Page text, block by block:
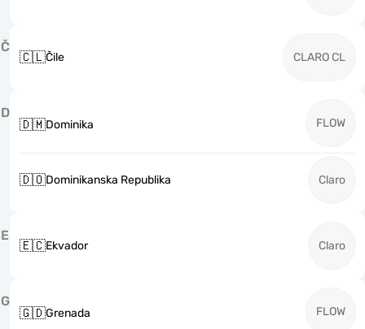
Č
🇨🇱Čile CLARO CL
D
🇩🇲Dominika FLOW
🇩🇴Dominikanska Republika Claro
E
🇪🇨Ekvador Claro
G
🇬🇩Grenada FLOW